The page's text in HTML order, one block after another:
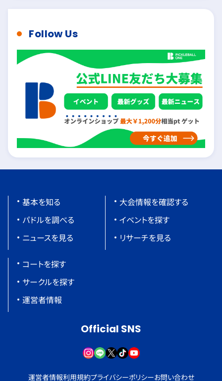
Follow Us
基本を知る
パドルを調べる
ニュースを見る
大会情報を確認する
イベントを探す
リサーチを見る
コートを探す
サークルを探す
運営者情報
Official SNS
運営者情報利用規約プライバシーポリシーお問い合わせ